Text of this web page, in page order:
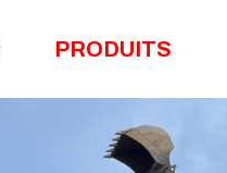
PRODUITS